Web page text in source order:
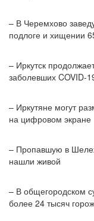
– В Черемхово
подлоге и хищении
– Иркутск
заболевших COVID-
– Иркутяне могут
на цифровом экране
– Пропавшую в
нашли живой
– В общегородском
более 24 тысяч